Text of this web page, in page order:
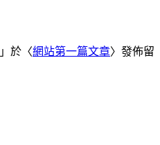
」於〈網站第一篇文章〉發佈留